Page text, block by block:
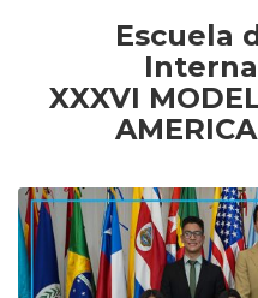
Escuela
XXXVI